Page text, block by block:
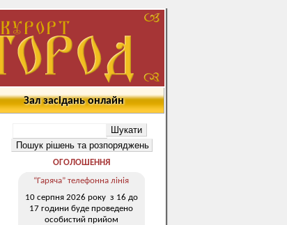
Зал засідань онлайн
ОГОЛОШЕННЯ
“Гаряча” телефонна лінія
10 серпня 2026 року з 16 до
17 години буде проведено
особистий прийом